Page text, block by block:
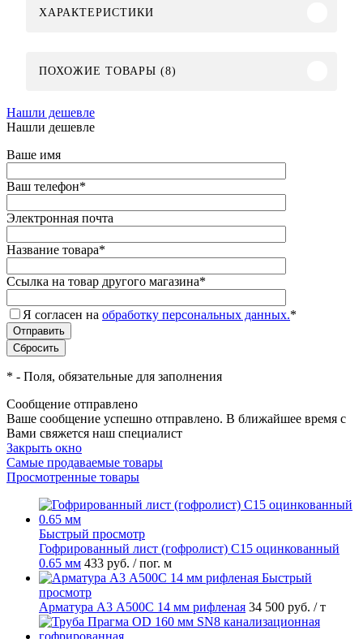
ХАРАКТЕРИСТИКИ
ПОХОЖИЕ ТОВАРЫ (8)
Нашли дешевле
Нашли дешевле
Ваше имя
Ваш телефон*
Электронная почта
Название товара*
Ссылка на товар другого магазина*
Я согласен на обработку персональных данных.*
* - Поля, обязательные для заполнения
Сообщение отправлено
Ваше сообщение успешно отправлено. В ближайшее время с
Вами свяжется наш специалист
Закрыть окно
Самые продаваемые товары
Просмотренные товары
Быстрый просмотр
Гофрированный лист (гофролист) С15 оцинкованный
0.65 мм 433 руб. / пог. м
Быстрый
просмотр
Арматура А3 А500С 14 мм рифленая 34 500 руб. / т